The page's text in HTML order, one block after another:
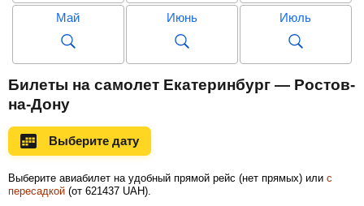
Май Июнь Июль
Сентябрь Октябрь
Ноябрь
Февраль
Билеты на самолет Екатеринбург — Ростов-
на-Дону
Выберите дату
Выберите авиабилет на удобный прямой рейс (нет прямых) или с
пересадкой (от 621437 UAH).